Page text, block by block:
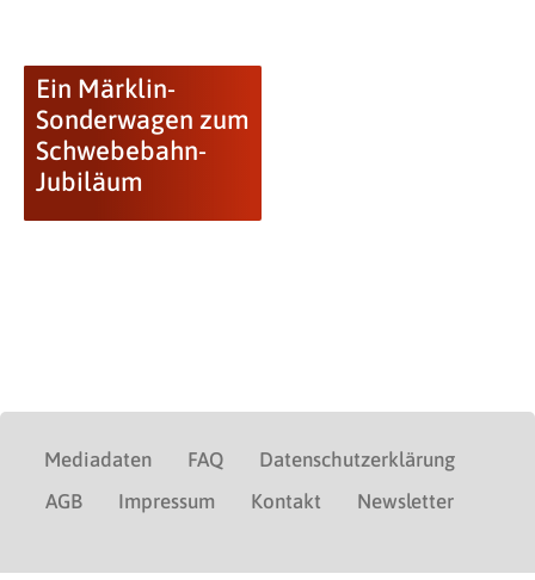
Ein Märklin-
Sonderwagen zum
Schwebebahn-
Jubiläum
Mediadaten FAQ
Datenschutzerklärung
AGB
Impressum Kontakt Newsletter